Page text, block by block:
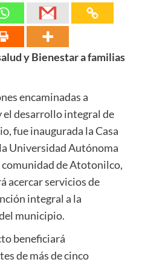
y Bienestar a familias
encaminadas a
desarrollo integral de
fue inaugurada la Casa
Universidad Autónoma
comunidad de Atotonilco,
acercar servicios de
integral a la
municipio.
beneficiará
de más de cinco